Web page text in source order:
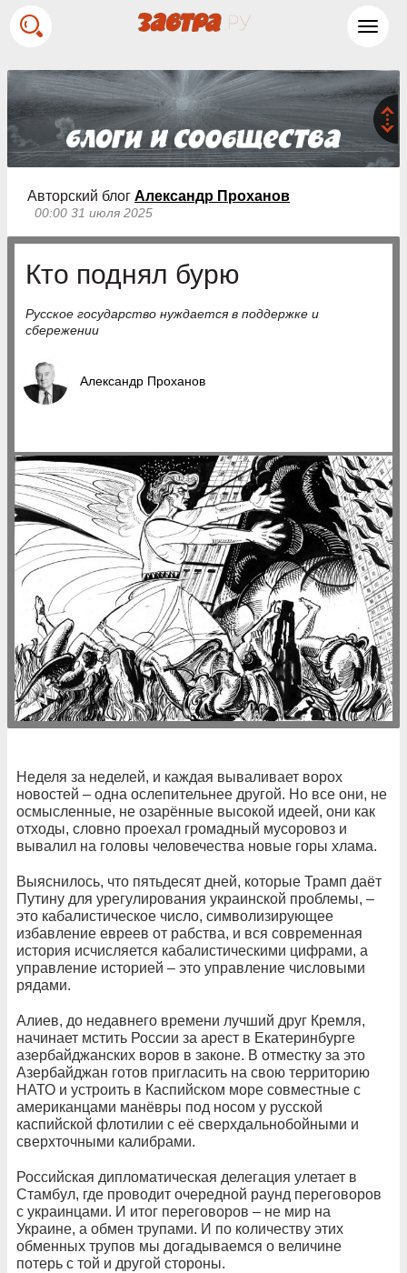
Авторский блог Александр Проханов
00:00 31 июля 2025
Кто поднял бурю
Русское государство нуждается в поддержке и
сбережении
Александр Проханов
Неделя за неделей, и каждая вываливает ворох
новостей – одна ослепительнее другой. Но все они, не
осмысленные, не озарённые высокой идеей, они как
отходы, словно проехал громадный мусоровоз и
вывалил на головы человечества новые горы хлама.
Выяснилось, что пятьдесят дней, которые Трамп даёт
Путину для урегулирования украинской проблемы, –
это кабалистическое число, символизирующее
избавление евреев от рабства, и вся современная
история исчисляется кабалистическими цифрами, а
управление историей – это управление числовыми
рядами.
Алиев, до недавнего времени лучший друг Кремля,
начинает мстить России за арест в Екатеринбурге
азербайджанских воров в законе. В отместку за это
Азербайджан готов пригласить на свою территорию
НАТО и устроить в Каспийском море совместные с
американцами манёвры под носом у русской
каспийской флотилии с её сверхдальнобойными и
сверхточными калибрами.
Российская дипломатическая делегация улетает в
Стамбул, где проводит очередной раунд переговоров
с украинцами. И итог переговоров – не мир на
Украине, а обмен трупами. И по количеству этих
обменных трупов мы догадываемся о величине
потерь с той и другой стороны.